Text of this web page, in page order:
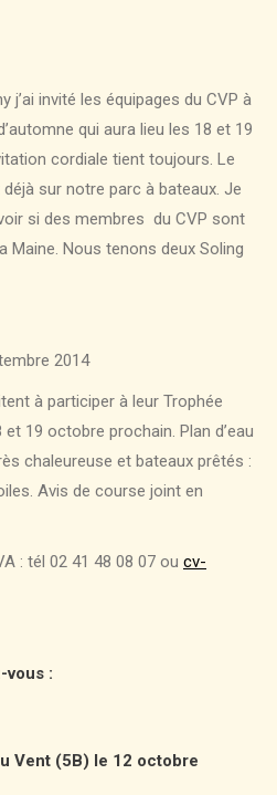
j’ai invité les équipages du CVP à
qui aura lieu les 18 et 19
cordiale tient toujours. Le
sur notre parc à bateaux. Je
si des membres du CVP sont
Maine. Nous tenons deux Soling
2014
à participer à leur Trophée
19 octobre prochain. Plan d’eau
chaleureuse et bateaux prêtés :
Avis de course joint en
: tél 02 41 48 08 07 ou cv-
vous :
Vent (5B) le 12 octobre